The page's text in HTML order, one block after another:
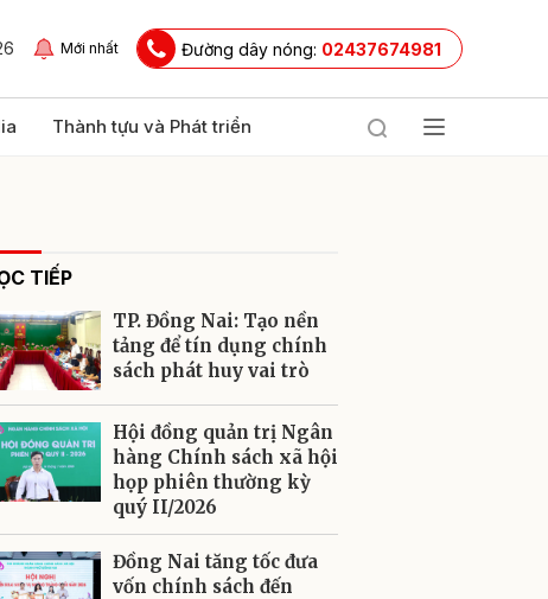
Mới nhất Đường dây nóng: 02437674981
Thành tựu và Phát triển
TIẾP
TP. Đồng Nai: Tạo nền
tảng để tín dụng chính
sách phát huy vai trò
Hội đồng quản trị Ngân
hàng Chính sách xã hội
họp phiên thường kỳ
quý II/2026
Đồng Nai tăng tốc đưa
vốn chính sách đến
Gửi